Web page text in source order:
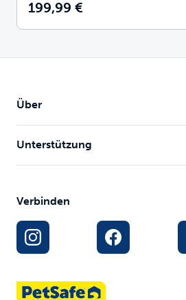
199,99 €
Über
Unterstützung
Verbinden